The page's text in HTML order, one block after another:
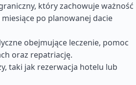
który zachowuje ważność
po planowanej dacie
obejmujące leczenie, pomoc
oraz repatriację.
taki jak rezerwacja hotelu lub